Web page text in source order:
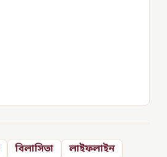
বিলাসিতা লাইফলাইন